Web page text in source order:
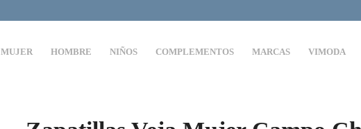
MUJER HOMBRE NIÑOS COMPLEMENTOS MARCAS VIMODA